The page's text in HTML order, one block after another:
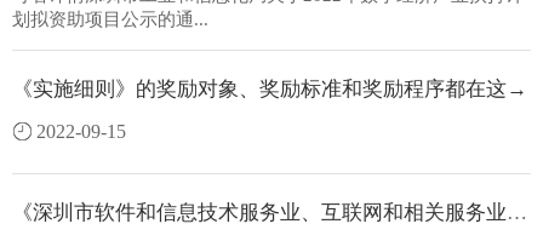
划拟资助项目公示的通...
《实施细则》的奖励对象、奖励标准和奖励程序都在这→
2022-09-15
《深圳市软件和信息技术服务业、互联网和相关服务业企业2022年上半年稳增长奖励项